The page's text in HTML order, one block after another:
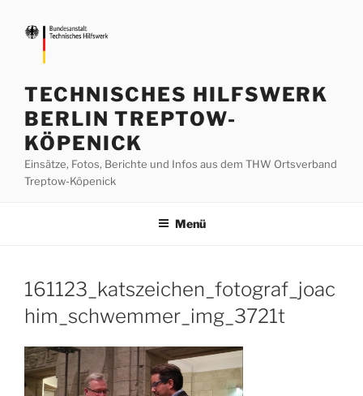
Inhalt
springen
TECHNISCHES HILFSWERK
BERLIN TREPTOW-
KÖPENICK
Einsätze, Fotos, Berichte und Infos aus dem THW Ortsverband
Treptow-Köpenick
Menü
161123_katszeichen_fotograf_joac
him_schwemmer_img_3721t